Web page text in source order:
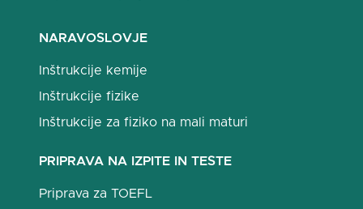
NARAVOSLOVJE
Inštrukcije kemije
Inštrukcije fizike
Inštrukcije za fiziko na mali maturi
PRIPRAVA NA IZPITE IN TESTE
Priprava za TOEFL